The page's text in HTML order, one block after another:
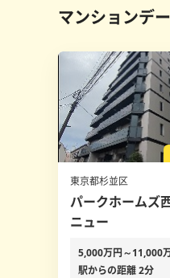
マンションデ
東京都杉並区
パークホームズ
ニュー
5,000万円～11,000
駅からの距離 2分